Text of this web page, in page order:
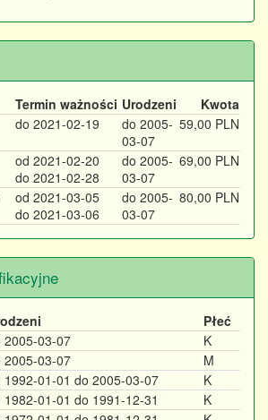
Termin ważności Urodzeni
Kwota
do 2021-02-19
do 2005-
03-07
59,00 PLN
od 2021-02-20
do 2021-02-28
do 2005-
03-07
69,00 PLN
od 2021-03-05
do 2021-03-06
do 2005-
03-07
80,00 PLN
Płeć
2005-03-07
K
2005-03-07
M
1992-01-01 do 2005-03-07
K
1982-01-01 do 1991-12-31
K